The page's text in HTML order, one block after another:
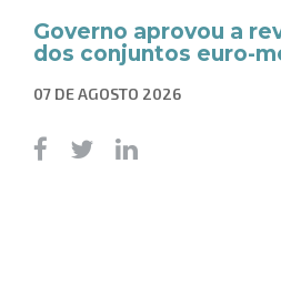
Governo aprovou a
dos conjuntos euro-
07 DE AGOSTO 2026